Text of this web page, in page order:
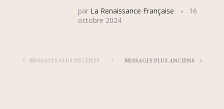
par La Renaissance Française
16
octobre 2024
MESSAGES PLUS RÉCENTS MESSAGES PLUS ANCIENS